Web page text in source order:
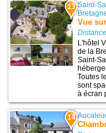
13 Saint-
Vue
L'hôtel
de la
Saint-
Toutes
sont
à écran
14